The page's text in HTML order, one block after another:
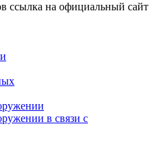
ссылка на официальный сайт
в связи с